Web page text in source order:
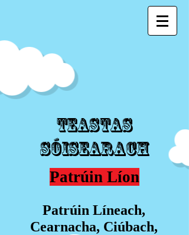
Teastas
Sóisearach
Patrúin Líon
Patrúin Líneach,
Cearnacha, Ciúbach,